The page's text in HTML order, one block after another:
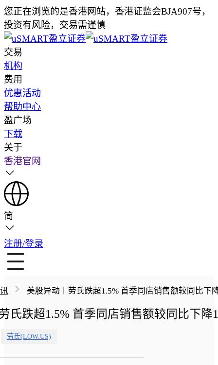
您正在浏览的是香港网站，香港证监会BJA907号，
投资有风险，交易需谨慎
交易
机构
费用
优惠活动
帮助中心
盈广场
下载
关于
香港官网
简
注册/登录
美股异动丨劳氏跌超1.5% 首季同店销售额较同比下
氏跌超1.5% 首季同店销售额较同比下降
劳氏(LOW.US)